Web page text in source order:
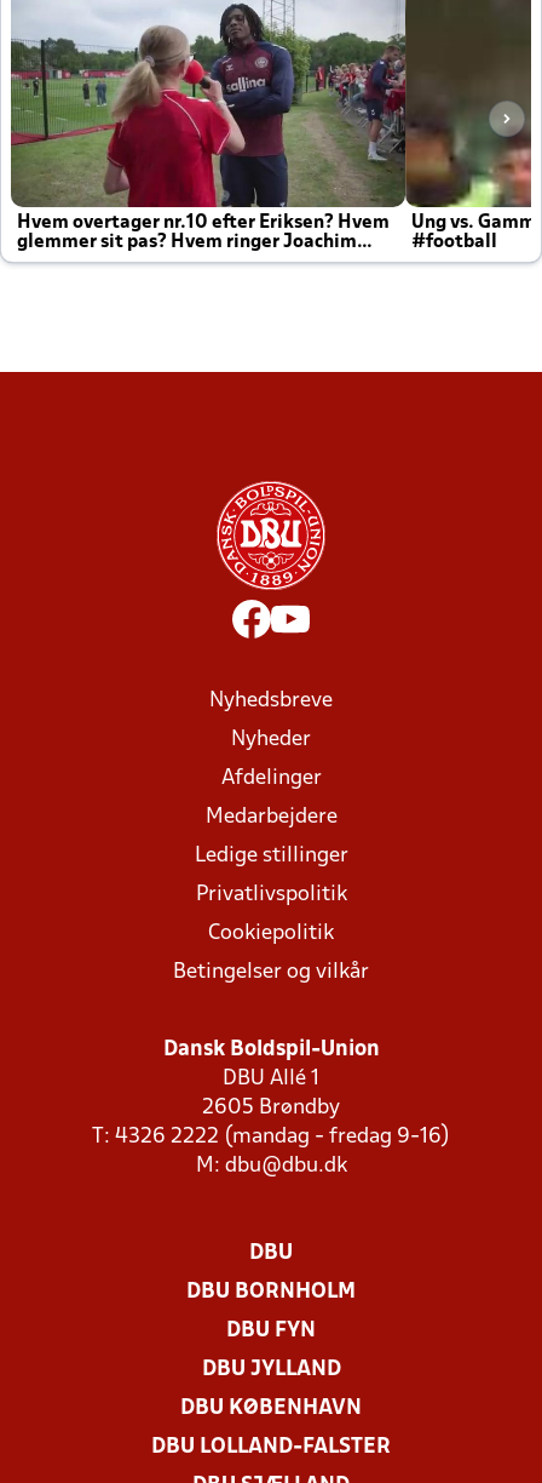
Hvem overtager nr.10 efter Eriksen? Hvem
glemmer sit pas? Hvem ringer Joachim
altid til efter kampe?
Ung vs.
#football
Nyhedsbreve
Nyheder
Afdelinger
Medarbejdere
Ledige stillinger
Privatlivspolitik
Cookiepolitik
Betingelser og vilkår
Dansk Boldspil-Union
DBU Allé 1
2605 Brøndby
T: 4326 2222 (mandag - fredag 9-16)
M: dbu@dbu.dk
DBU
DBU BORNHOLM
DBU FYN
DBU JYLLAND
DBU KØBENHAVN
DBU LOLLAND-FALSTER